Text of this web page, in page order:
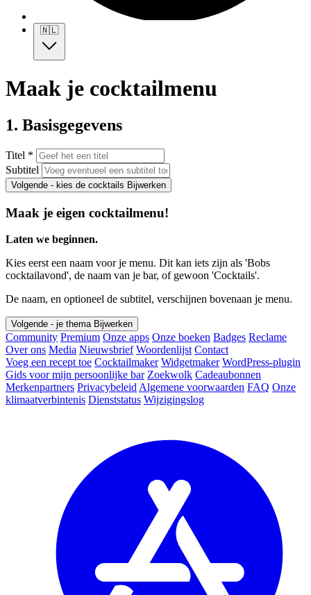
🇳🇱
Maak je cocktailmenu
1. Basisgegevens
Titel *
Subtitel
Volgende - kies de cocktails Bijwerken
Maak je eigen cocktailmenu!
Laten we beginnen.
Kies eerst een naam voor je menu. Dit kan iets zijn als 'Bobs
cocktailavond', de naam van je bar, of gewoon 'Cocktails'.
De naam, en optioneel de subtitel, verschijnen bovenaan je menu.
Volgende - je thema Bijwerken
Community Premium Onze apps Onze boeken Badges Reclame
Over ons Media Nieuwsbrief Woordenlijst Contact
Voeg een recept toe Cocktailmaker Widgetmaker WordPress-plugin
Gids voor mijn persoonlijke bar Zoekwolk Cadeaubonnen
Merkenpartners Privacybeleid Algemene voorwaarden FAQ Onze
klimaatverbintenis Dienststatus Wijzigingslog